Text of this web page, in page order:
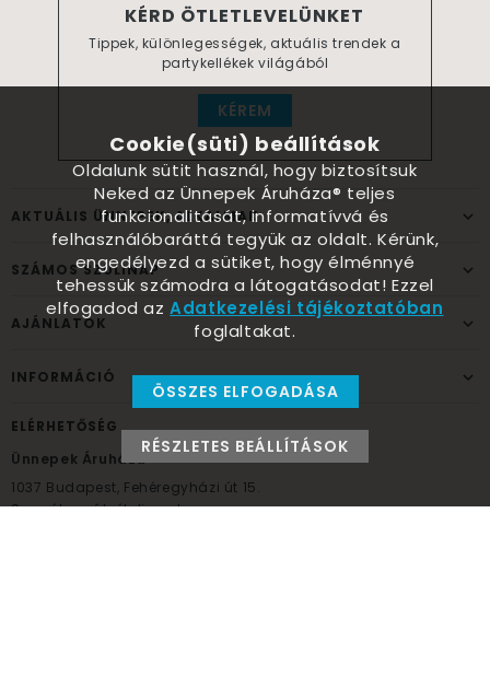
KÉRD ÖTLETLEVELÜNKET
Tippek, különlegességek, aktuális trendek a
partykellékek világából
KÉREM
AKTUÁLIS ÜNNEPEK, ALKALMAK
SZÁMOS SZÜLINAP
AJÁNLATOK
INFORMÁCIÓ
ELÉRHETŐSÉG
Ünnepek Áruháza
1037 Budapest, Fehéregyházi út 15.
Személyes átvételi pont
Cookie(süti) beállítások
Oldalunk sütit használ, hogy biztosítsuk
Neked az Ünnepek Áruháza® teljes
funkcionalitását, informatívvá és
felhasználóbaráttá tegyük az oldalt. Kérünk,
engedélyezd a sütiket, hogy élménnyé
tehessük számodra a látogatásodat! Ezzel
elfogadod azAdatkezelési tájékoztatóban
foglaltakat.
ÖSSZES ELFOGADÁSA
RÉSZLETES BEÁLLÍTÁSOK